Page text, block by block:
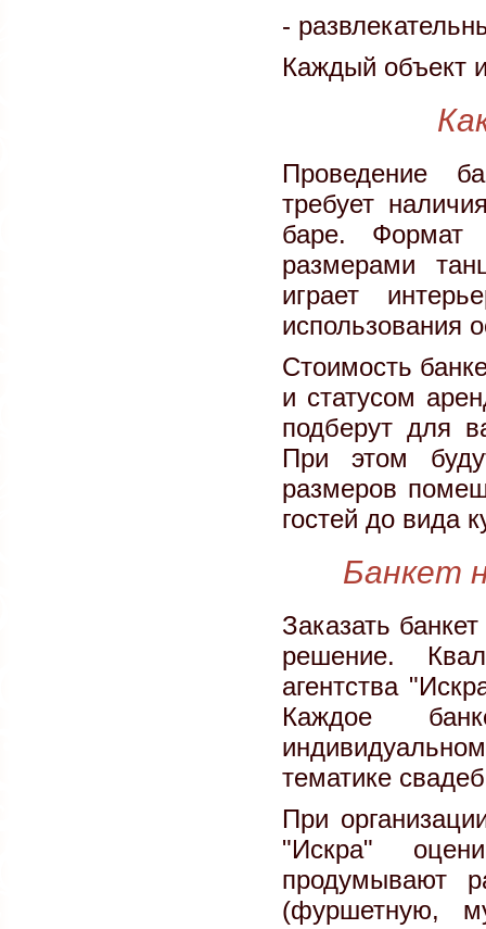
-
Каждый объект
Проведение
требует
баре. Формат
размерами
играет
использования
Стоимость
и статусом
подберут для
При этом
размеров
гостей до вида
Банкет
Заказать
решение.
агентства
Каждое
тематике
При
"Искра"
продумывают
(фуршетную,